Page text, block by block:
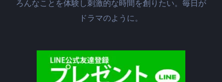
ろんなことを体験し刺激的な時間を創りたい。毎日が
ドラマのように。